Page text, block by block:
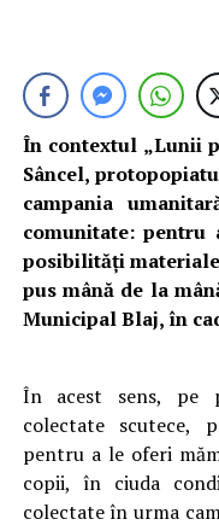
În contextul „Lunii
Sâncel,
campania
comunitate:
posibilități
pus mână de la
Municipal Blaj, în
În acest sens, pe
colectate scutece,
pentru a le oferi
copii, în ciuda
colectate în urma